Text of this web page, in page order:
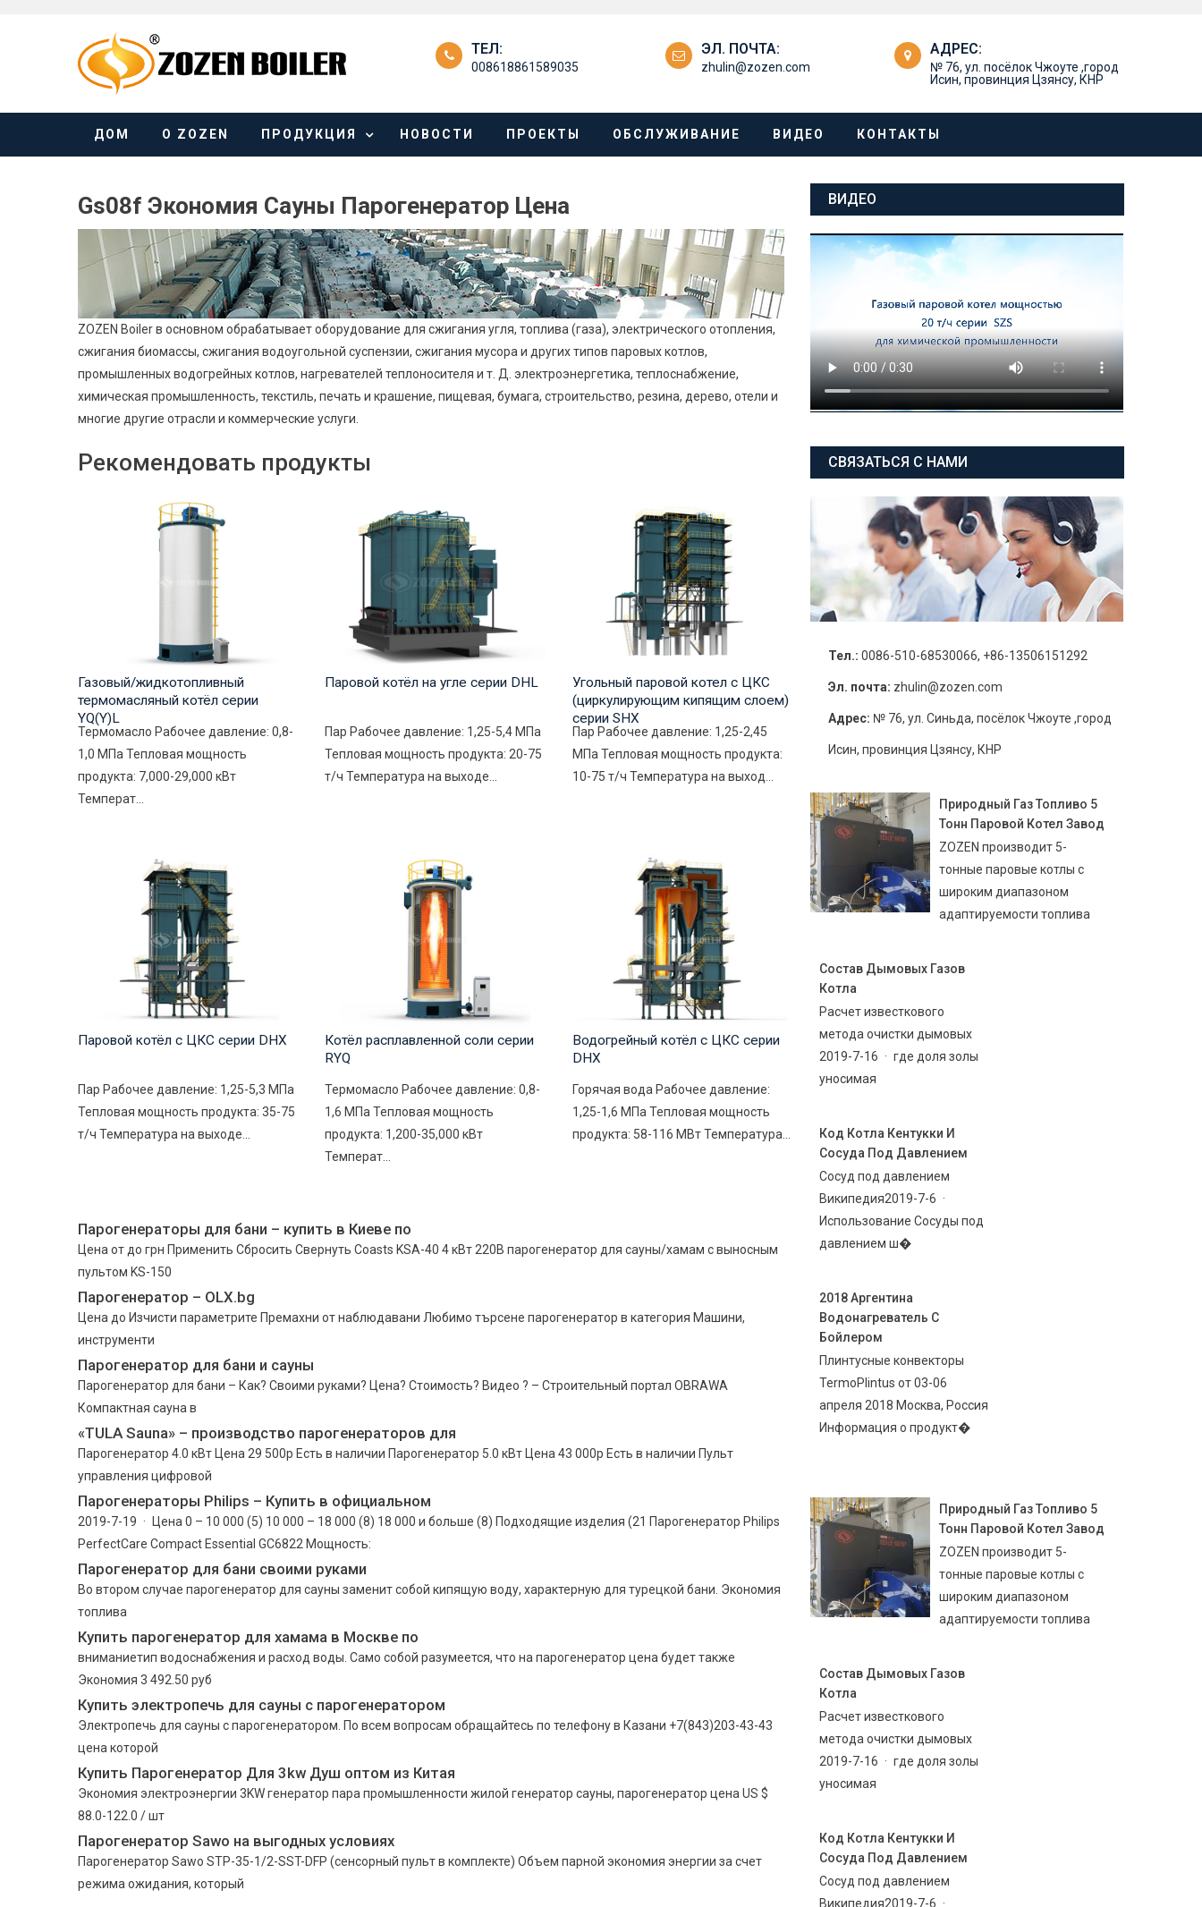
ТЕЛ:
008618861589035
ЭЛ. ПОЧТА:
zhulin@zozen.com
АДРЕС:
№ 76, ул. посёлок Чжоуте ,город
Исин, провинция Цзянсу, КНР
ДОМ О ZOZEN ПРОДУКЦИЯ НОВОСТИ ПРОЕКТЫ ОБСЛУЖИВАНИЕ ВИДЕО КОНТАКТЫ
Gs08f Экономия Сауны Парогенератор Цена
ZOZEN Boiler в основном обрабатывает оборудование для сжигания угля, топлива (газа), электрического отопления,
сжигания биомассы, сжигания водоугольной суспензии, сжигания мусора и других типов паровых котлов,
промышленных водогрейных котлов, нагревателей теплоносителя и т. Д. электроэнергетика, теплоснабжение,
химическая промышленность, текстиль, печать и крашение, пищевая, бумага, строительство, резина, дерево, отели и
многие другие отрасли и коммерческие услуги.
Рекомендовать продукты
Газовый/жидкотопливный
термомасляный котёл серии
YQ(Y)L
Термомасло Рабочее давление: 0,8-
1,0 МПа Тепловая мощность
продукта: 7,000-29,000 кВт
Температ...
Паровой котёл на угле серии DHL
Пар Рабочее давление: 1,25-5,4 МПа
Тепловая мощность продукта: 20-75
т/ч Температура на выходе...
Угольный паровой котел с ЦКС
(циркулирующим кипящим слоем)
серии SHX
Пар Рабочее давление: 1,25-2,45
МПа Тепловая мощность продукта:
10-75 т/ч Температура на выход...
Паровой котёл с ЦКС серии DHX
Пар Рабочее давление: 1,25-5,3 МПа
Тепловая мощность продукта: 35-75
т/ч Температура на выходе...
Котёл расплавленной соли серии
RYQ
Термомасло Рабочее давление: 0,8-
1,6 МПа Тепловая мощность
продукта: 1,200-35,000 кВт
Температ...
Водогрейный котёл с ЦКС серии
DHX
Горячая вода Рабочее давление:
1,25-1,6 МПа Тепловая мощность
продукта: 58-116 МВт Температура...
Парогенераторы для бани – купить в Киеве по
Цена от до грн Применить Сбросить Свернуть Coasts KSА-40 4 кВт 220В парогенератор для сауны/хамам с выносным
пультом KS-150
Парогенератор – OLX.bg
Цена до Изчисти параметрите Премахни от наблюдавани Любимо търсене парогенератор в категория Машини,
инструменти
Парогенератор для бани и сауны
Парогенератор для бани – Как? Своими руками? Цена? Стоимость? Видео ? – Строительный портал OBRAWA
Компактная сауна в
«TULA Sauna» – производство парогенераторов для
Парогенератор 4.0 кВт Цена 29 500р Есть в наличии Парогенератор 5.0 кВт Цена 43 000р Есть в наличии Пульт
управления цифровой
Парогенераторы Philips – Купить в официальном
2019-7-19 · Цена 0 – 10 000 (5) 10 000 – 18 000 (8) 18 000 и больше (8) Подходящие изделия (21 Парогенератор Philips
PerfectCare Compact Essential GC6822 Мощность:
Парогенератор для бани своими руками
Во втором случае парогенератор для сауны заменит собой кипящую воду, характерную для турецкой бани. Экономия
топлива
Купить парогенератор для хамама в Москве по
вниманиетип водоснабжения и расход воды. Само собой разумеется, что на парогенератор цена будет также
Экономия 3 492.50 руб
Купить электропечь для сауны с парогенератором
Электропечь для сауны с парогенератором. По всем вопросам обращайтесь по телефону в Казани +7(843)203-43-43
цена которой
Купить Парогенератор Для 3kw Душ оптом из Китая
Экономия электроэнергии 3KW генератор пара промышленности жилой генератор сауны, парогенератор цена US $
88.0-122.0 / шт
Парогенератор Sawo на выгодных условиях
Парогенератор Sawo STP-35-1/2-SST-DFP (сенсорный пульт в комплекте) Объем парной экономия энергии за счет
режима ожидания, который
ВИДЕО
СВЯЗАТЬСЯ С НАМИ
Тел.: 0086-510-68530066, +86-13506151292
Эл. почта: zhulin@zozen.com
Адрес: № 76, ул. Синьда, посёлок Чжоуте ,город
Исин, провинция Цзянсу, КНР
Природный Газ Топливо 5
Тонн Паровой Котел Завод
ZOZEN производит 5-
тонные паровые котлы с
широким диапазоном
адаптируемости топлива
Состав Дымовых Газов
Котла
Расчет известкового
метода очистки дымовых
2019-7-16 · где доля золы
уносимая
Код Котла Кентукки И
Сосуда Под Давлением
Сосуд под давлением
Википедия2019-7-6 ·
Использование Сосуды под
давлением ш�
2018 Аргентина
Водонагреватель С
Бойлером
Плинтусные конвекторы
TermoPlintus от 03-06
апреля 2018 Москва, Россия
Информация о продукт�
Природный Газ Топливо 5
Тонн Паровой Котел Завод
ZOZEN производит 5-
тонные паровые котлы с
широким диапазоном
адаптируемости топлива
Состав Дымовых Газов
Котла
Расчет известкового
метода очистки дымовых
2019-7-16 · где доля золы
уносимая
Код Котла Кентукки И
Сосуда Под Давлением
Сосуд под давлением
Википедия2019-7-6 ·